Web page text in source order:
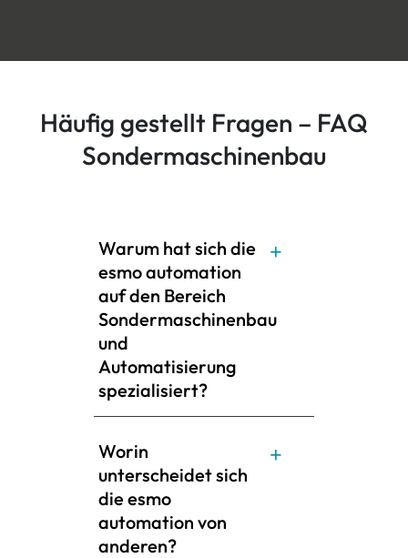
Häufig gestellt Fragen – FAQ
Sondermaschinenbau
Warum hat sich die
esmo automation
auf den Bereich
Sondermaschinenbau
und
Automatisierung
spezialisiert?
Worin
unterscheidet sich
die esmo
automation von
anderen?